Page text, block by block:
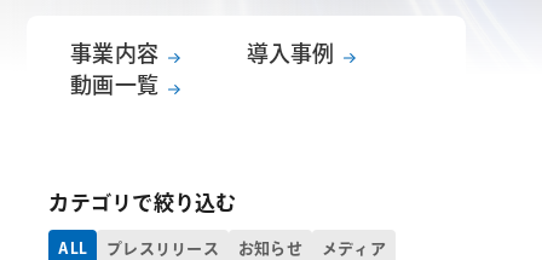
事業内容
導入事例
動画一覧
カテゴリで絞り込む
ALL プレスリリース お知らせ メディア